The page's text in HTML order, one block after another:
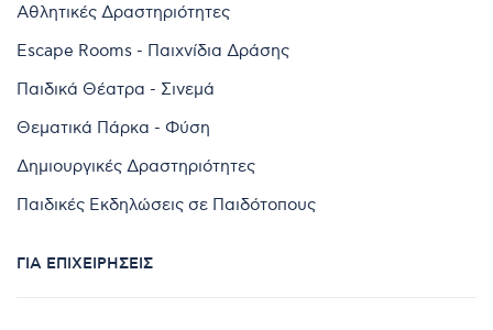
Αθλητικές Δραστηριότητες
Escape Rooms - Παιχνίδια Δράσης
Παιδικά Θέατρα - Σινεμά
Θεματικά Πάρκα - Φύση
Δημιουργικές Δραστηριότητες
Παιδικές Εκδηλώσεις σε Παιδότοπους
ΓΙΑ ΕΠΙΧΕΙΡΉΣΕΙΣ